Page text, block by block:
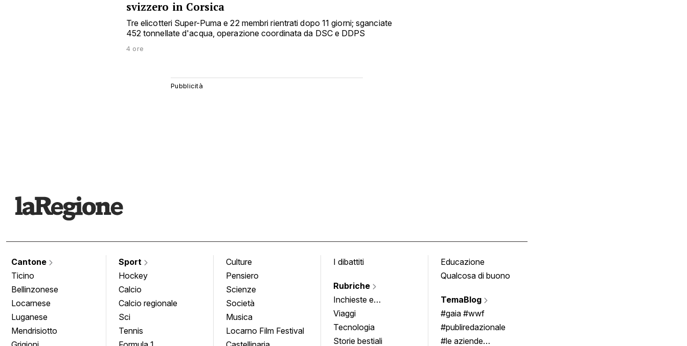
svizzero in Corsica
Tre elicotteri Super-Puma e 22 membri rientrati dopo 11 giorni; sganciate
452 tonnellate d'acqua, operazione coordinata da DSC e DDPS
4 ore
Cantone
Ticino
Bellinzonese
Locarnese
Luganese
Mendrisiotto
Sport
Hockey
Calcio
Calcio regionale
Sci
Tennis
Culture
Pensiero
Scienze
Società
Musica
Locarno Film Festival
I dibattiti
Rubriche
Inchieste e
approfondimenti
Viaggi
Tecnologia
Storie bestiali
Educazione
Qualcosa di buono
TemaBlog
#gaia #wwf
#publiredazionale
#le aziende